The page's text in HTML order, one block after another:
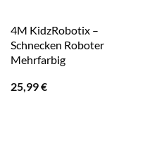
4M KidzRobotix –
Schnecken Roboter
Mehrfarbig
25,99€